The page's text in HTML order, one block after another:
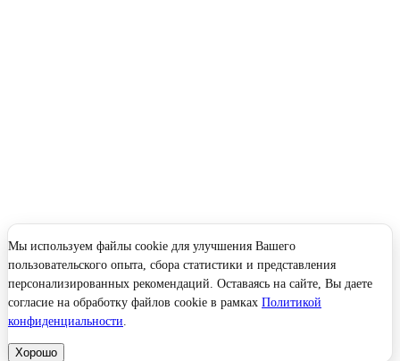
Мы используем файлы cookie для улучшения Вашего
пользовательского опыта, сбора статистики и представления
персонализированных рекомендаций. Оставаясь на сайте, Вы даете
согласие на обработку файлов cookie в рамках Политикой
конфиденциальности.
Хорошо